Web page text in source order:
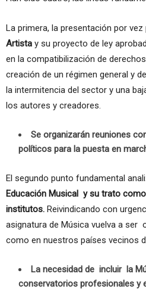
La primera, la presentación por vez
Artista y su proyecto de ley
en la compatibilización de
creación de un régimen general y
la intermitencia del sector y una
los autores y creadores.
Se organizarán reuniones
políticos para la puesta en
El segundo punto fundamental
Educación Musical y su trato
institutos. Reivindicando con
asignatura de Música vuelva a ser
como en nuestros países vecinos
La necesidad de incluir la
conservatorios profesionales y